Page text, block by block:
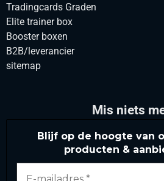
Tradingcards Graden
Elite trainer box
Booster boxen
B2B/leverancier
sitemap
Mis niets
Blijf op de hoogte van
producten &